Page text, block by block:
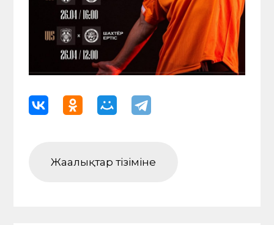
Жаңалықтар тізіміне